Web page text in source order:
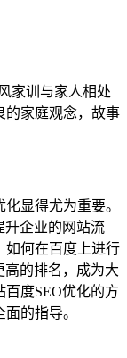
家训与家人相处
的家庭观念，故事
显得尤为重要。
升企业的网站流
如何在百度上进行
高的排名，成为大
度SEO优化的方
的指导。